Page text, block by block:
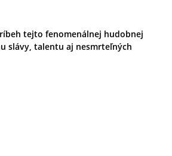
tejto fenomenálnej hudobnej
slávy, talentu aj nesmrteľných